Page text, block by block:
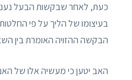
כעת, לאחר שבקשות הבעל
בעיצומו של הליך על פי
הבקשה ההזויה האומרת בין
האב יטען כי מעשיה אלו של